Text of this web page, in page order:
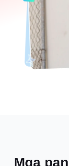
Mga